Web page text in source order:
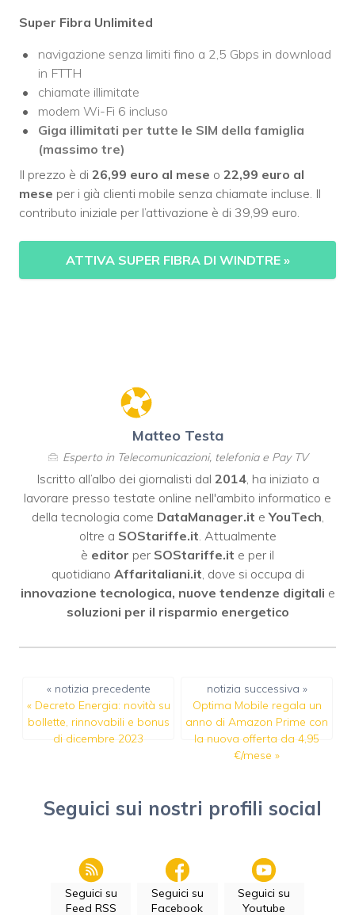
Super Fibra Unlimited
navigazione senza limiti fino a 2,5 Gbps in download
in FTTH
chiamate illimitate
modem Wi-Fi 6 incluso
Giga illimitati per tutte le SIM della famiglia
(massimo tre)
Il prezzo è di 26,99 euro al mese o 22,99 euro al
mese per i già clienti mobile senza chiamate incluse. Il
contributo iniziale per l’attivazione è di 39,99 euro.
ATTIVA SUPER FIBRA DI WINDTRE »
Matteo Testa
Esperto in Telecomunicazioni, telefonia e Pay TV
Iscritto all’albo dei giornalisti dal 2014, ha iniziato a
lavorare presso testate online nell'ambito informatico e
della tecnologia come DataManager.it eYouTech
oltre a SOStariffe.it . Attualmente
è editor per SOStariffe.it e per il
quotidiano Affaritaliani.it , dove si occupa di
innovazione tecnologica, nuove tendenze digitali e
soluzioni per il risparmio energetico
« notizia precedente
« Decreto Energia: novità su
bollette, rinnovabili e bonus
di dicembre 2023
notizia successiva »
Optima Mobile regala un
anno di Amazon Prime con
la nuova offerta da 4,95
€/mese »
Seguici sui nostri profili social
Seguici su
Feed RSS
Seguici su
Facebook
Seguici su
Youtube